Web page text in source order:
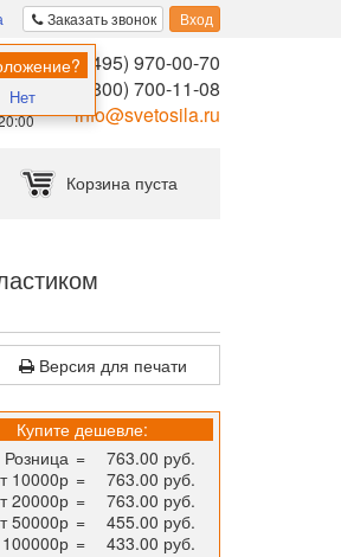
Заказать звонок Вход
Нет
8 (495) 970-00-70
8 (800) 700-11-08
info@svetosila.ru
Корзина пуста
Версия для печати
Купите дешевле:
Розница =
763.00 руб.
10000р =
763.00 руб.
20000р =
763.00 руб.
50000р =
455.00 руб.
100000р = 433.00 руб.